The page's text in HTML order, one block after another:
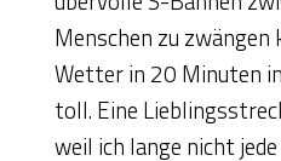
Menschen zu zwängen
Wetter in 20 Minuten
toll. Eine
weil ich lange nicht